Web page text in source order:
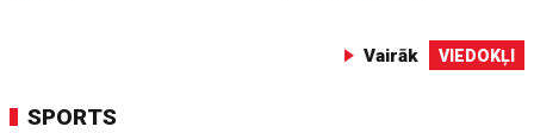
Vairāk VIEDOKĻI
SPORTS